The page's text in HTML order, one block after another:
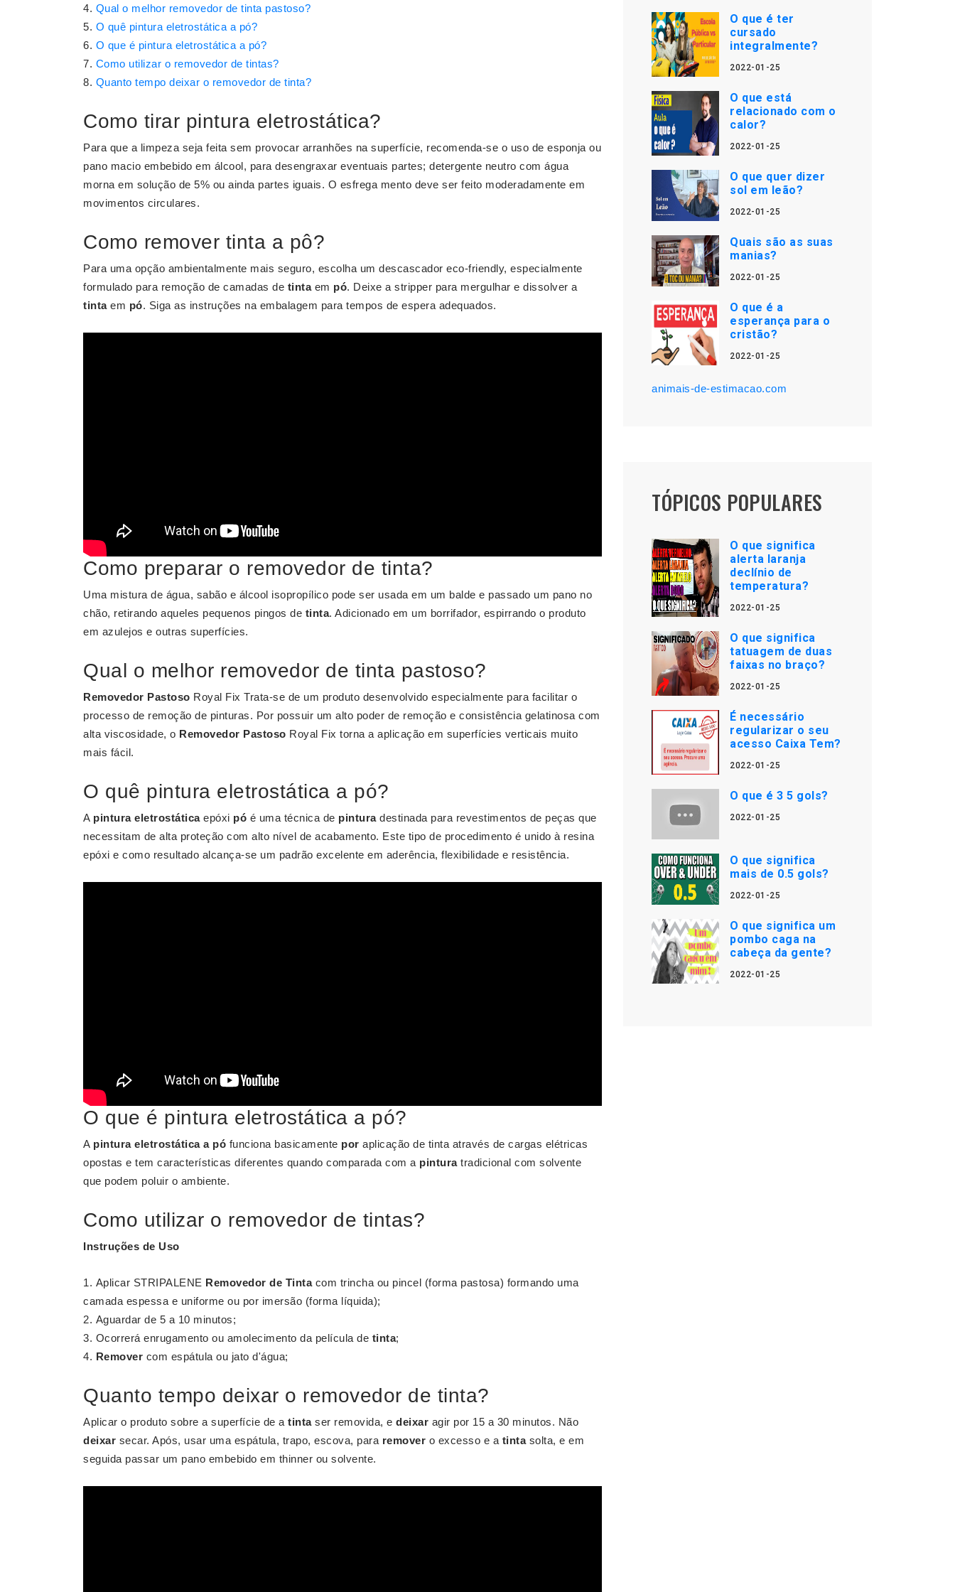
Qual o melhor removedor de tinta pastoso?
O quê pintura eletrostática a pó?
O que é pintura eletrostática a pó?
Como utilizar o removedor de tintas?
Quanto tempo deixar o removedor de tinta?
Como tirar pintura eletrostática?
Para que a limpeza seja feita sem provocar arranhões na superfície, recomenda-se o uso de esponja ou
pano macio embebido em álcool, para desengraxar eventuais partes; detergente neutro com água
morna em solução de 5% ou ainda partes iguais. O esfrega mento deve ser feito moderadamente em
movimentos circulares.
Como remover tinta a pô?
Para uma opção ambientalmente mais seguro, escolha um descascador eco-friendly, especialmente
formulado para remoção de camadas de tintaem pó. Deixe a stripper para mergulhar e dissolver a
tintaem pó. Siga as instruções na embalagem para tempos de espera adequados.
Como preparar o removedor de tinta?
Uma mistura de água, sabão e álcool isopropílico pode ser usada em um balde e passado um pano no
chão, retirando aqueles pequenos pingos de tinta. Adicionado em um borrifador, espirrando o produto
em azulejos e outras superfícies.
Qual o melhor removedor de tinta pastoso?
Removedor Pastoso Royal Fix Trata-se de um produto desenvolvido especialmente para facilitar o
processo de remoção de pinturas. Por possuir um alto poder de remoção e consistência gelatinosa com
alta viscosidade, o Removedor Pastoso Royal Fix torna a aplicação em superfícies verticais muito
mais fácil.
O quê pintura eletrostática a pó?
A pintura eletrostáticaepóxi pó é uma técnica de pinturadestinada para revestimentos de peças que
necessitam de alta proteção com alto nível de acabamento. Este tipo de procedimento é unido à resina
epóxi e como resultado alcança-se um padrão excelente em aderência, flexibilidade e resistência.
O que é pintura eletrostática a pó?
A pintura eletrostática a pó funciona basicamente por aplicação de tinta através de cargas elétricas
opostas e tem características diferentes quando comparada com a pinturatradicional com solvente
que podem poluir o ambiente.
Como utilizar o removedor de tintas?
Instruções de Uso
Aplicar STRIPALENE Removedor de Tintacom trincha ou pincel (forma pastosa) formando uma
camada espessa e uniforme ou por imersão (forma líquida);
Aguardar de 5 a 10 minutos;
Ocorrerá enrugamento ou amolecimento da película de tinta;
Remover com espátula ou jato d'água;
Quanto tempo deixar o removedor de tinta?
Aplicar o produto sobre a superfície de a tintaser removida, e deixar agir por 15 a 30 minutos. Não
deixar secar. Após, usar uma espátula, trapo, escova, para remover o excesso e a tintasolta, e em
seguida passar um pano embebido em thinner ou solvente.
O que é ter
cursado
integralmente?
2022-01-25
O que está
relacionado com o
calor?
2022-01-25
O que quer dizer
sol em leão?
2022-01-25
Quais são as suas
manias?
2022-01-25
O que é a
esperança para o
cristão?
2022-01-25
animais-de-estimacao.com
TÓPICOS POPULARES
O que significa
alerta laranja
declínio de
temperatura?
2022-01-25
O que significa
tatuagem de duas
faixas no braço?
2022-01-25
É necessário
regularizar o seu
acesso Caixa Tem?
2022-01-25
O que é 3 5 gols?
2022-01-25
O que significa
mais de 0.5 gols?
2022-01-25
O que significa um
pombo caga na
cabeça da gente?
2022-01-25